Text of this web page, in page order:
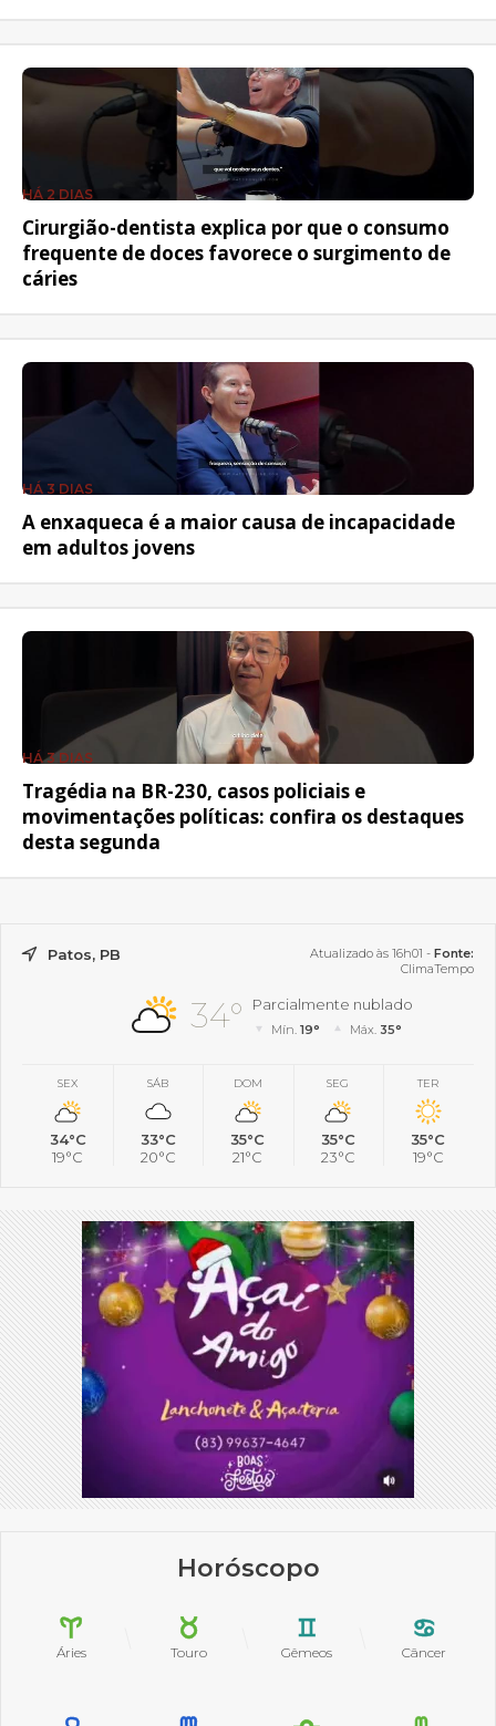
HÁ 2 DIAS
Cirurgião-dentista explica por que o consumo
frequente de doces favorece o surgimento de
cáries
HÁ 3 DIAS
A enxaqueca é a maior causa de incapacidade
em adultos jovens
HÁ 3 DIAS
Tragédia na BR-230, casos policiais e
movimentações políticas: confira os destaques
desta segunda
Patos, PB Atualizado às 16h01 - Fonte:
ClimaTempo
34° Parcialmente nublado
Mín.19° Máx. 35°
SEX
34°C
19°C
SÁB
33°C
20°C
DOM
35°C
21°C
SEG
35°C
23°C
TER
35°C
19°C
Horóscopo
Áries Touro Gêmeos Câncer